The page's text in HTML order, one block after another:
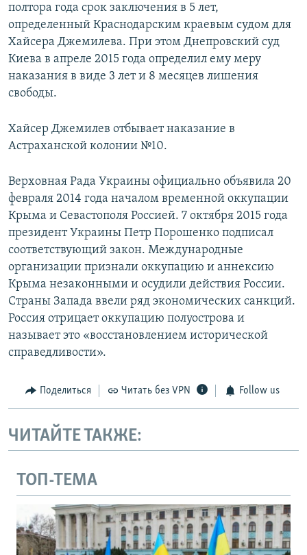
полтора года срок заключения в 5 лет,
определенный Краснодарским краевым судом для
Хайсера Джемилева. При этом Днепровский суд
Киева в апреле 2015 года определил ему меру
наказания в виде 3 лет и 8 месяцев лишения
свободы.
Хайсер Джемилев отбывает наказание в
Астраханской колонии №10.
Верховная Рада Украины официально объявила 20
февраля 2014 года началом временной оккупации
Крыма и Севастополя Россией. 7 октября 2015 года
президент Украины Петр Порошенко подписал
соответствующий закон. Международные
организации признали оккупацию и аннексию
Крыма незаконными и осудили действия России.
Страны Запада ввели ряд экономических санкций.
Россия отрицает оккупацию полуострова и
называет это «восстановлением исторической
справедливости».
Поделиться Читать без VPN Follow us
ЧИТАЙТЕ ТАКЖЕ:
ТОП-ТЕМА